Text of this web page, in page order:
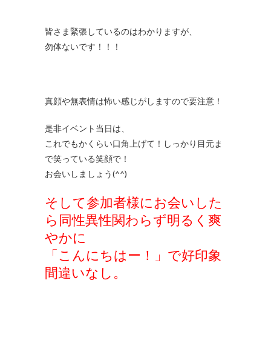
皆さま緊張しているのはわかりますが、
勿体ないです！！！
真顔や無表情は怖い感じがしますので要注意！
是非イベント当日は、
これでもかくらい口角上げて！しっかり目元ま
で笑っている笑顔で！
お会いしましょう(^^)
そして参加者様にお会いした
ら同性異性関わらず明るく爽
やかに
「こんにちはー！」で好印象
間違いなし。